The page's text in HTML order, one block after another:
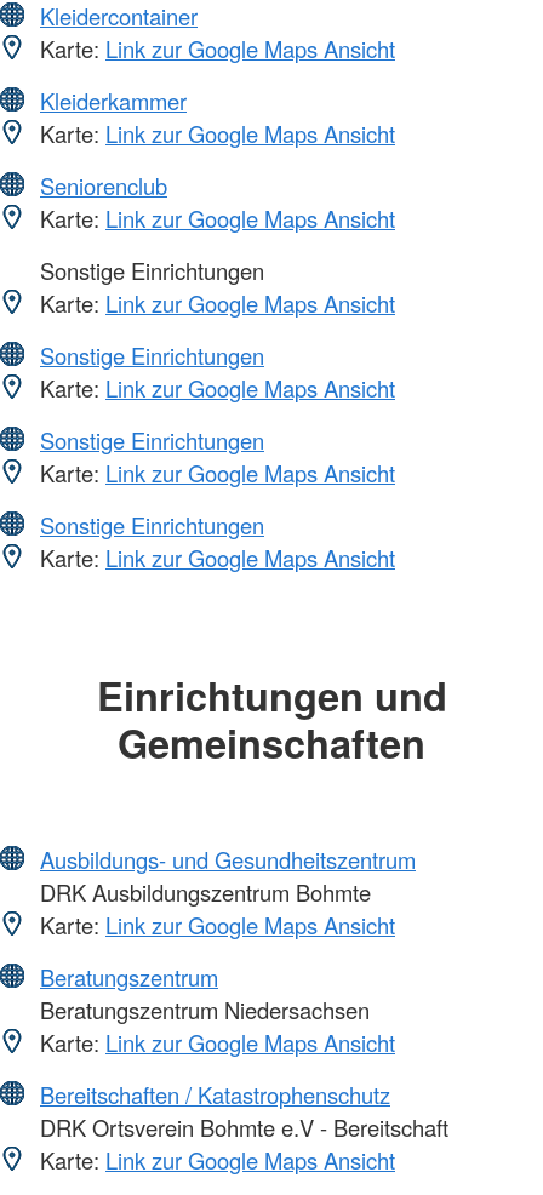
Kleidercontainer
Karte: Link zur Google Maps Ansicht
Kleiderkammer
Karte: Link zur Google Maps Ansicht
Seniorenclub
Karte: Link zur Google Maps Ansicht
Sonstige Einrichtungen
Karte: Link zur Google Maps Ansicht
Sonstige Einrichtungen
Karte: Link zur Google Maps Ansicht
Sonstige Einrichtungen
Karte: Link zur Google Maps Ansicht
Sonstige Einrichtungen
Karte: Link zur Google Maps Ansicht
Einrichtungen und
Gemeinschaften
Ausbildungs- und Gesundheitszentrum
DRK Ausbildungszentrum Bohmte
Karte: Link zur Google Maps Ansicht
Beratungszentrum
Beratungszentrum Niedersachsen
Karte: Link zur Google Maps Ansicht
Bereitschaften / Katastrophenschutz
DRK Ortsverein Bohmte e.V - Bereitschaft
Karte: Link zur Google Maps Ansicht